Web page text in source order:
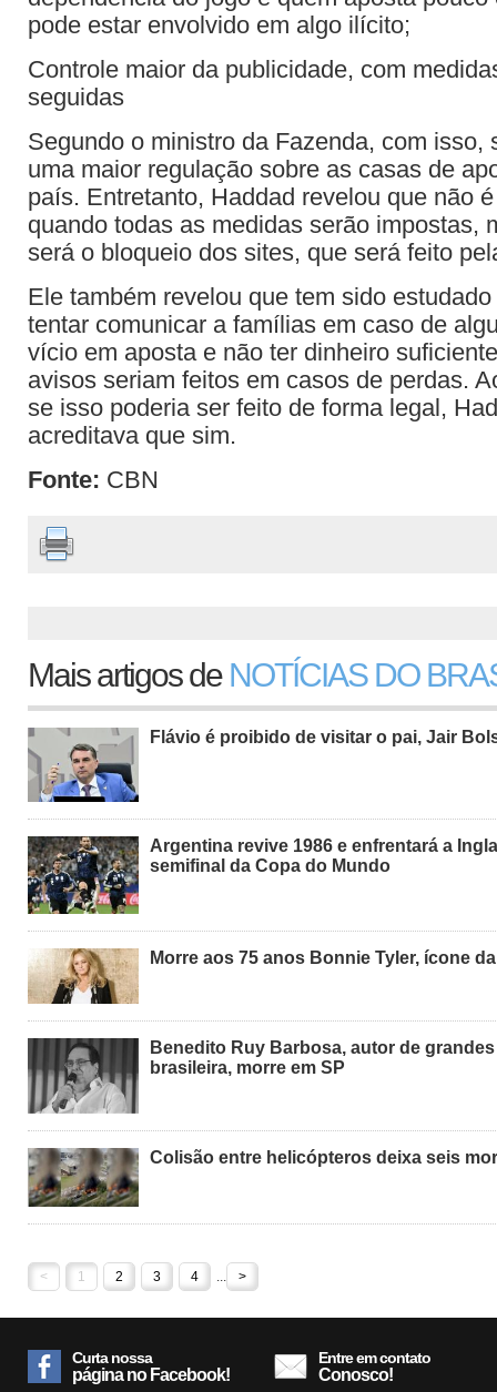
pode estar envolvido em algo ilícito;
Controle maior da publicidade, com
seguidas
Segundo o ministro da Fazenda, com isso,
uma maior regulação sobre as casas de
país. Entretanto, Haddad revelou que não
quando todas as medidas serão impostas,
será o bloqueio dos sites, que será feito
Ele também revelou que tem sido
tentar comunicar a famílias em caso de
vício em aposta e não ter dinheiro
avisos seriam feitos em casos de perdas.
se isso poderia ser feito de forma legal,
acreditava que sim.
Fonte: CBN
Mais artigos de NOTÍCIAS DO
Flávio é proibido de visitar o pai, Jair
Argentina revive 1986 e enfrentará a
semifinal da Copa do Mundo
Morre aos 75 anos Bonnie Tyler, ícone
Benedito Ruy Barbosa, autor de
brasileira, morre em SP
Colisão entre helicópteros deixa seis
< 1 2 3 4 ... >
Curta nossa
página no Facebook!
Entre em contato
Conosco!